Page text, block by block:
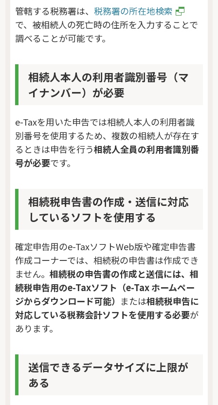
管轄する税務署は、税務署の所在地検索
で、被相続人の死亡時の住所を入力することで
調べることが可能です。
相続人本人の利用者識別番号（マ
イナンバー）が必要
e-Taxを用いた申告では相続人本人の利用者識
別番号を使用するため、複数の相続人が存在す
るときは申告を行う相続人全員の利用者識別番
号が必要です。
相続税申告書の作成・送信に対応
しているソフトを使用する
確定申告用のe-TaxソフトWeb版や確定申告書
作成コーナーでは、相続税の申告書は作成でき
ません。相続税の申告書の作成と送信には、相
続税申告用のe-Taxソフト（e-Tax ホームペー
ジからダウンロード可能） または相続税申告に
対応している税務会計ソフトを使用する必要が
あります。
送信できるデータサイズに上限が
ある